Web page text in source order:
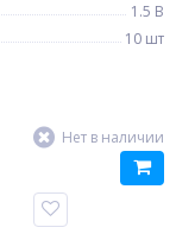
1.5 В
10 шт
Нет в наличии